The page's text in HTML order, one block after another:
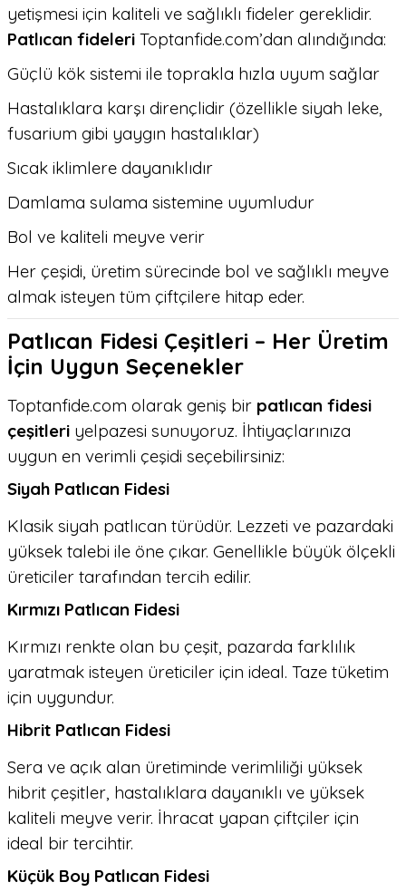
yetişmesi için kaliteli ve sağlıklı fideler gereklidir.
Patlıcan fideleri Toptanfide.com’dan alındığında:
Güçlü kök sistemi ile toprakla hızla uyum sağlar
Hastalıklara karşı dirençlidir (özellikle siyah leke,
fusarium gibi yaygın hastalıklar)
Sıcak iklimlere dayanıklıdır
Damlama sulama sistemine uyumludur
Bol ve kaliteli meyve verir
Her çeşidi, üretim sürecinde bol ve sağlıklı meyve
almak isteyen tüm çiftçilere hitap eder.
Patlıcan Fidesi Çeşitleri – Her Üretim
İçin Uygun Seçenekler
Toptanfide.com olarak geniş bir patlıcan fidesi
çeşitleri yelpazesi sunuyoruz. İhtiyaçlarınıza
uygun en verimli çeşidi seçebilirsiniz:
Siyah Patlıcan Fidesi
Klasik siyah patlıcan türüdür. Lezzeti ve pazardaki
yüksek talebi ile öne çıkar. Genellikle büyük ölçekli
üreticiler tarafından tercih edilir.
Kırmızı Patlıcan Fidesi
Kırmızı renkte olan bu çeşit, pazarda farklılık
yaratmak isteyen üreticiler için ideal. Taze tüketim
için uygundur.
Hibrit Patlıcan Fidesi
Sera ve açık alan üretiminde verimliliği yüksek
hibrit çeşitler, hastalıklara dayanıklı ve yüksek
kaliteli meyve verir. İhracat yapan çiftçiler için
ideal bir tercihtir.
Küçük Boy Patlıcan Fidesi